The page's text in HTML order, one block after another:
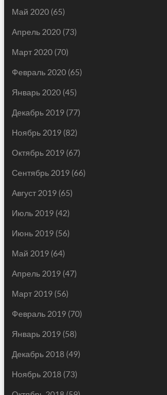
Май 2020(65)
Апрель 2020(73)
Март 2020(70)
Февраль 2020(65)
Январь 2020(45)
Декабрь 2019(77)
Ноябрь 2019(82)
Октябрь 2019(67)
Сентябрь 2019(66)
Август 2019(65)
Июль 2019(42)
Июнь 2019(56)
Май 2019(64)
Апрель 2019(47)
Март 2019(56)
Февраль 2019(70)
Январь 2019(58)
Декабрь 2018(49)
Ноябрь 2018(73)